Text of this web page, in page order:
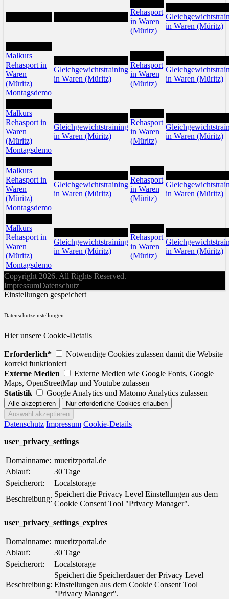
Rehasport
in Waren
(Müritz)
in Waren (Müritz)
Malkurs
Rehasport in
Waren
(Müritz)
Montagsdemo
Gleichgewichtstraining
in Waren (Müritz)
Rehasport
in Waren
(Müritz)
in Waren (Müritz)
Malkurs
Rehasport in
Waren
(Müritz)
Montagsdemo
Gleichgewichtstraining
in Waren (Müritz)
Rehasport
in Waren
(Müritz)
in Waren (Müritz)
Malkurs
Rehasport in
Waren
(Müritz)
Montagsdemo
Gleichgewichtstraining
in Waren (Müritz)
Rehasport
in Waren
(Müritz)
in Waren (Müritz)
Malkurs
Rehasport in
Waren
(Müritz)
Montagsdemo
Gleichgewichtstraining
in Waren (Müritz)
Rehasport
in Waren
(Müritz)
in Waren (Müritz)
Copyright 2026. All Rights Reserved.
ImpressumDatenschutz
Einstellungen gespeichert
Datenschutzeinstellungen
Hier unsere Cookie-Details
Erforderlich*
Notwendige Cookies zulassen damit die Website
korrekt funktioniert
Externe Medien
Externe Medien wie Google Fonts, Google
Maps, OpenStreetMap und Youtube zulassen
Statistik
Google Analytics und Matomo Analytics zulassen
Datenschutz Impressum Cookie-Details
user_privacy_settings
Domainname: mueritzportal.de
Ablauf:
30 Tage
Speicherort:
Localstorage
Beschreibung:
Speichert die Privacy Level Einstellungen aus dem
Cookie Consent Tool "Privacy Manager".
user_privacy_settings_expires
Domainname: mueritzportal.de
Ablauf:
30 Tage
Speicherort:
Localstorage
Beschreibung:
Speichert die Speicherdauer der Privacy Level
Einstellungen aus dem Cookie Consent Tool
"Privacy Manager".